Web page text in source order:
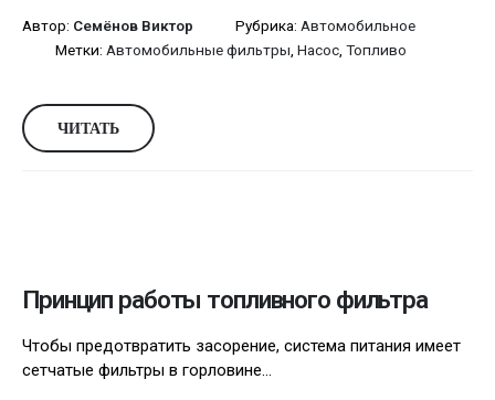
Автор: Семёнов Виктор Рубрика: Автомобильное
Метки: Автомобильные фильтры Насос Топливо
ЧИТАТЬ
Принцип работы топливного фильтра
Чтобы предотвратить засорение, система питания имеет
сетчатые фильтры в горловине...